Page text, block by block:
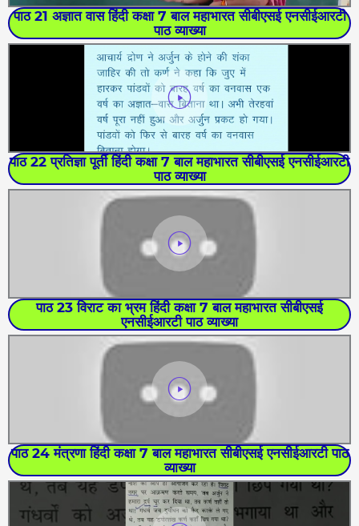
पाठ 21 अज्ञात वास हिंदी कक्षा 7 बाल महाभारत सीबीएसई एनसीईआरटी
पाठ व्याख्या
पाठ 22 प्रतिज्ञा पूर्ती हिंदी कक्षा 7 बाल महाभारत सीबीएसई एनसीईआरटी
पाठ व्याख्या
पाठ 23 विराट का भ्रम हिंदी कक्षा 7 बाल महाभारत सीबीएसई
एनसीईआरटी पाठ व्याख्या
पाठ 24 मंत्रणा हिंदी कक्षा 7 बाल महाभारत सीबीएसई एनसीईआरटी पाठ
व्याख्या